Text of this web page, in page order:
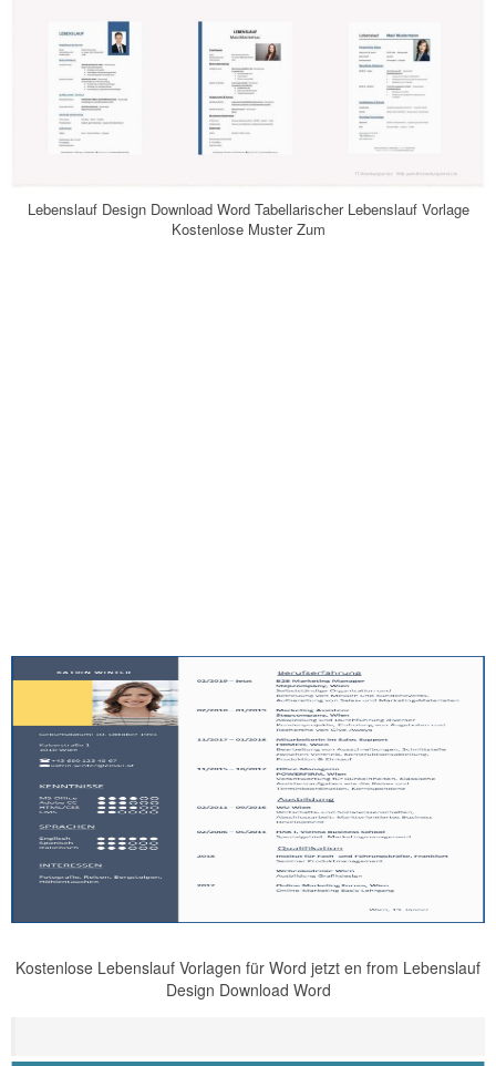
Lebenslauf Design Download Word Tabellarischer Lebenslauf Vorlage
Kostenlose Muster Zum
Kostenlose Lebenslauf Vorlagen für Word jetzt en from Lebenslauf
Design Download Word